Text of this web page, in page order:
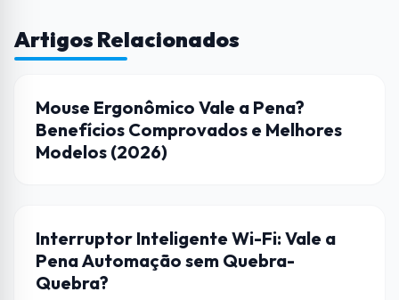
Artigos Relacionados
CASA CONECTADA
Mouse Ergonômico Vale a Pena?
Benefícios Comprovados e Melhores
Modelos (2026)
AUTOMAÇÃO
Interruptor Inteligente Wi-Fi: Vale a
Pena Automação sem Quebra-
Quebra?